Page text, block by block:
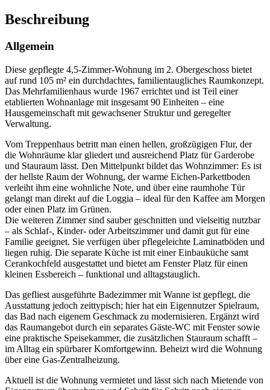
Beschreibung
Allgemein
Diese gepflegte 4,5-Zimmer-Wohnung im 2. Obergeschoss bietet
auf rund 105 m² ein durchdachtes, familientaugliches Raumkonzept.
Das Mehrfamilienhaus wurde 1967 errichtet und ist Teil einer
etablierten Wohnanlage mit insgesamt 90 Einheiten – eine
Hausgemeinschaft mit gewachsener Struktur und geregelter
Verwaltung.
Vom Treppenhaus betritt man einen hellen, großzügigen Flur, der
die Wohnräume klar gliedert und ausreichend Platz für Garderobe
und Stauraum lässt. Den Mittelpunkt bildet das Wohnzimmer: Es ist
der hellste Raum der Wohnung, der warme Eichen-Parkettboden
verleiht ihm eine wohnliche Note, und über eine raumhohe Tür
gelangt man direkt auf die Loggia – ideal für den Kaffee am Morgen
oder einen Platz im Grünen.
Die weiteren Zimmer sind sauber geschnitten und vielseitig nutzbar
– als Schlaf-, Kinder- oder Arbeitszimmer und damit gut für eine
Familie geeignet. Sie verfügen über pflegeleichte Laminatböden und
liegen ruhig. Die separate Küche ist mit einer Einbauküche samt
Cerankochfeld ausgestattet und bietet am Fenster Platz für einen
kleinen Essbereich – funktional und alltagstauglich.
Das gefliest ausgeführte Badezimmer mit Wanne ist gepflegt, die
Ausstattung jedoch zeittypisch; hier hat ein Eigennutzer Spielraum,
das Bad nach eigenem Geschmack zu modernisieren. Ergänzt wird
das Raumangebot durch ein separates Gäste-WC mit Fenster sowie
eine praktische Speisekammer, die zusätzlichen Stauraum schafft –
im Alltag ein spürbarer Komfortgewinn. Beheizt wird die Wohnung
über eine Gas-Zentralheizung.
Aktuell ist die Wohnung vermietet und lässt sich nach Mietende von